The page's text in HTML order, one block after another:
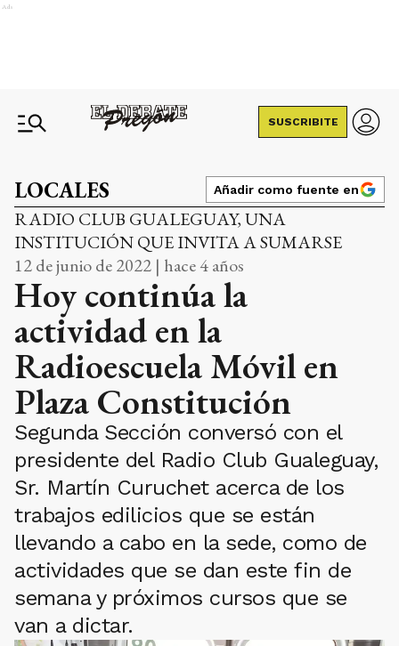
Ads
SUSCRIBITE
LOCALES Añadir como fuente en
RADIO CLUB GUALEGUAY, UNA
INSTITUCIÓN QUE INVITA A SUMARSE
12 de junio de 2022 | hace 4 años
Hoy continúa la
actividad en la
Radioescuela Móvil en
Plaza Constitución
Segunda Sección conversó con el
presidente del Radio Club Gualeguay,
Sr. Martín Curuchet acerca de los
trabajos edilicios que se están
llevando a cabo en la sede, como de
actividades que se dan este fin de
semana y próximos cursos que se
van a dictar.